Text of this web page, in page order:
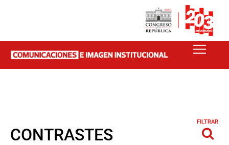
CONTRASTES
FILTRAR